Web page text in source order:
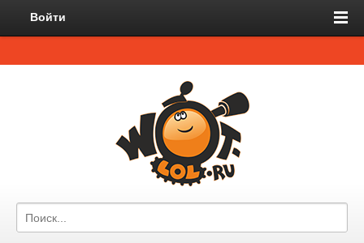
Войти